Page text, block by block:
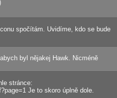
spočítám. Uvidíme, kdo se bude
byl nějakej Hawk. Nicméně
stránce:
Je to skoro úplně dole.